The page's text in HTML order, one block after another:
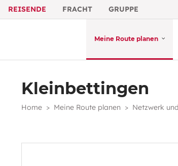
REISENDE FRACHT GRUPPE
Meine Route planen
Kleinbettingen
Home Meine Route planen Netzwerk